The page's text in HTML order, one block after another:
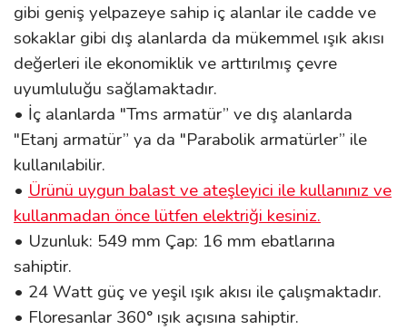
gibi geniş yelpazeye sahip iç alanlar ile cadde ve
sokaklar gibi dış alanlarda da mükemmel ışık akısı
değerleri ile ekonomiklik ve arttırılmış çevre
uyumluluğu sağlamaktadır.
• İç alanlarda "Tms armatür” ve dış alanlarda
"Etanj armatür” ya da "Parabolik armatürler” ile
kullanılabilir.
• Ürünü uygun balast ve ateşleyici ile kullanınız ve
kullanmadan önce lütfen elektriği kesiniz.
• Uzunluk: 549 mm Çap: 16 mm ebatlarına
sahiptir.
• 24 Watt güç ve yeşil ışık akısı ile çalışmaktadır.
• Floresanlar 360° ışık açısına sahiptir.